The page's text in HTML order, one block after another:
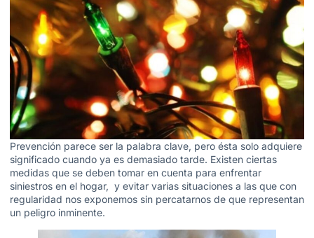
Prevención parece ser la palabra clave, pero ésta solo adquiere
significado cuando ya es demasiado tarde. Existen ciertas
medidas que se deben tomar en cuenta para enfrentar
siniestros en el hogar, y evitar varias situaciones a las que con
regularidad nos exponemos sin percatarnos de que representan
un peligro inminente.